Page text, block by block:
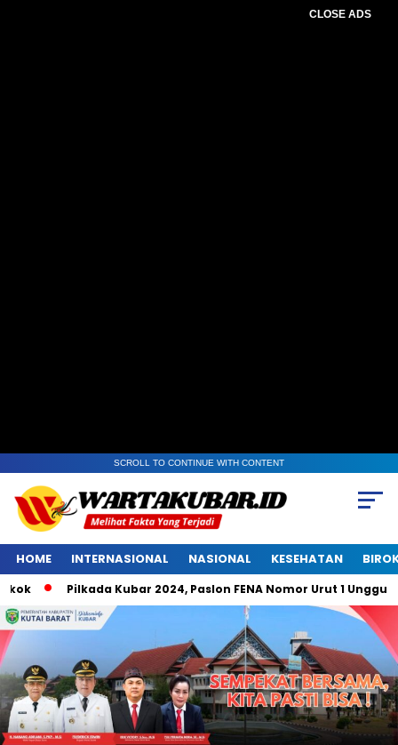
CLOSE ADS
SCROLL TO CONTINUE WITH CONTENT
HOME INTERNASIONAL NASIONAL KESEHATAN
Pilkada Kubar 2024, Paslon FENA Nomor Urut 1 Unggul di